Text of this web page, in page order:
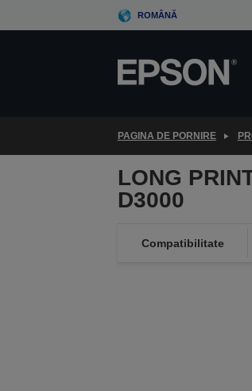
to
ROMÂNĂ
PAGINA DE PORNIRE
LONG
D3000
Compatibilitate